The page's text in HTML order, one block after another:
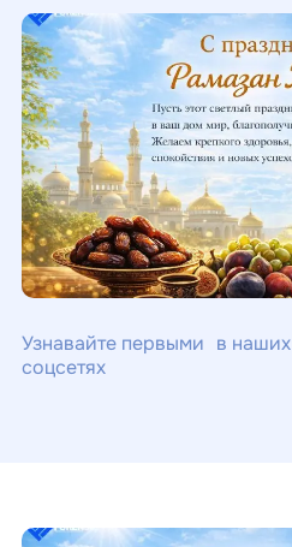
Узнавайте первыми в наших
соцсетях